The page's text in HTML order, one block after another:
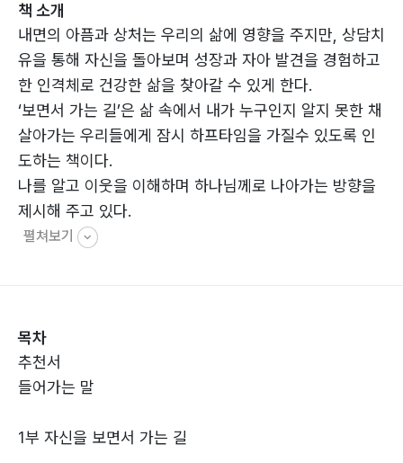
책 소개
내면의 아픔과 상처는 우리의 삶에 영향을 주지만, 상담치
유을 통해 자신을 돌아보며 성장과 자아 발견을 경험하고
한 인격체로 건강한 삶을 찾아갈 수 있게 한다.
‘보면서 가는 길’은 삶 속에서 내가 누구인지 알지 못한 채
살아가는 우리들에게 잠시 하프타임을 가질수 있도록 인
도하는 책이다.
나를 알고 이웃을 이해하며 하나님께로 나아가는 방향을
제시해 주고 있다.
펼쳐보기
목차
추천서
들어가는 말
1부 자신을 보면서 가는 길